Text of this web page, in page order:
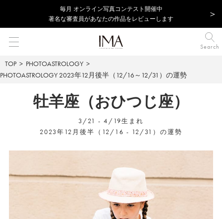
毎⽉ オンライン写真コンテスト開催中
著名な審査員があなたの作品をレビューします
Search
TOP
PHOTOASTROLOGY
PHOTOASTROLOGY 2023年12月後半（12/16～12/31）の運勢
牡羊座（おひつじ座）
3/21 - 4/19生まれ
2023年12月後半（12/16 - 12/31）の運勢